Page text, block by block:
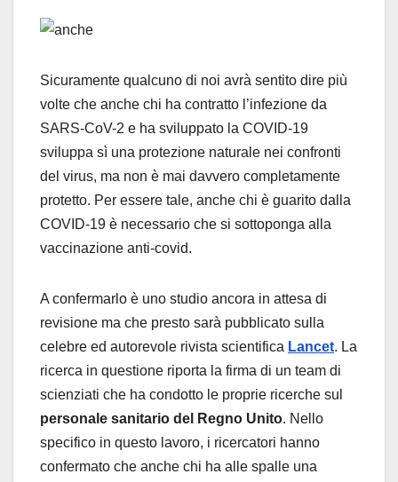
Sicuramente qualcuno di noi avrà sentito dire più
volte che anche chi ha contratto l’infezione da
SARS-CoV-2 e ha sviluppato la COVID-19
sviluppa sì una protezione naturale nei confronti
del virus, ma non è mai davvero completamente
protetto. Per essere tale, anche chi è guarito dalla
COVID-19 è necessario che si sottoponga alla
vaccinazione anti-covid.
A confermarlo è uno studio ancora in attesa di
revisione ma che presto sarà pubblicato sulla
celebre ed autorevole rivista scientifica Lancet. La
ricerca in questione riporta la firma di un team di
scienziati che ha condotto le proprie ricerche sul
personale sanitario del Regno Unito. Nello
specifico in questo lavoro, i ricercatori hanno
confermato che anche chi ha alle spalle una